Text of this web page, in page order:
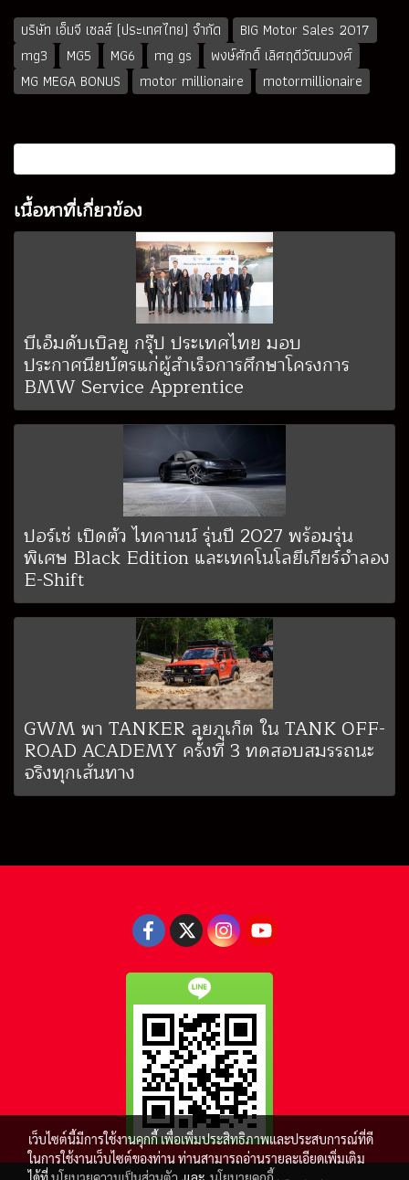
บริษัท เอ็มจี เซลส์ (ประเทศไทย) จำกัด
BIG Motor Sales 2017
mg3
MG5 MG6 mg gs
พงษ์ศักดิ์ เลิศฤดีวัฒนวงศ์
MG MEGA BONUS
motor millionaire motormillionaire
เนื้อหาที่เกี่ยวข้อง
บีเอ็มดับเบิลยู กรุ๊ป ประเทศไทย มอบ
ประกาศนียบัตรแก่ผู้สำเร็จการศึกษาโครงการ
BMW Service Apprentice
ปอร์เช่ เปิดตัว ไทคานน์ รุ่นปี 2027 พร้อมรุ่น
พิเศษ Black Edition และเทคโนโลยีเกียร์จำลอง
E-Shift
GWM พา TANKER ลุยภูเก็ต ใน TANK OFF-
ROAD ACADEMY ครั้งที่ 3 ทดสอบสมรรถนะ
จริงทุกเส้นทาง
เว็บไซต์นี้มีการใช้งานคุกกี้ เพื่อเพิ่มประสิทธิภาพและประสบการณ์ที่ดี
ในการใช้งานเว็บไซต์ของท่าน ท่านสามารถอ่านรายละเอียดเพิ่มเติม